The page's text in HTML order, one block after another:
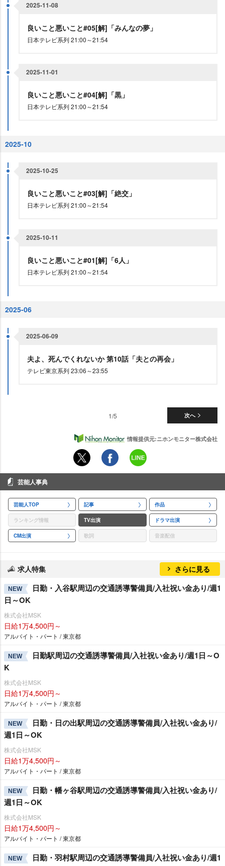
2025-11-08
良いこと悪いこと#05[解]「みんなの夢」
日本テレビ系列 21:00～21:54
2025-11-01
良いこと悪いこと#04[解]「黒」
日本テレビ系列 21:00～21:54
2025-10
2025-10-25
良いこと悪いこと#03[解]「絶交」
日本テレビ系列 21:00～21:54
2025-10-11
良いこと悪いこと#01[解]「6人」
日本テレビ系列 21:00～21:54
2025-06
2025-06-09
夫よ、死んでくれないか 第10話「夫との再会」
テレビ東京系列 23:06～23:55
次へ
1/5
情報提供元:ニホンモニター株式会社
芸能人事典
芸能人TOP 記事 作品
ランキング情報 TV出演 ドラマ出演
CM出演 歌詞 音楽配信
求人特集 さらに見る
NEW
日勤・入谷駅周辺の交通誘導警備員/入社祝い金あり/週1
日～OK
株式会社MSK
日給1万4,500円～
アルバイト・パート / 東京都
NEW
日勤駅周辺の交通誘導警備員/入社祝い金あり/週1日～O
K
株式会社MSK
日給1万4,500円～
アルバイト・パート / 東京都
NEW
日勤・日の出駅周辺の交通誘導警備員/入社祝い金あり/
週1日～OK
株式会社MSK
日給1万4,500円～
アルバイト・パート / 東京都
NEW
日勤・幡ヶ谷駅周辺の交通誘導警備員/入社祝い金あり/
週1日～OK
株式会社MSK
日給1万4,500円～
アルバイト・パート / 東京都
NEW
日勤・羽村駅周辺の交通誘導警備員/入社祝い金あり/週1